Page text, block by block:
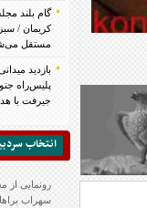
گام بلند
کریمان /
مستقل
بازدید
پلیس‌راه
جیرفت با
انتخاب
رونمایی از
سهراب